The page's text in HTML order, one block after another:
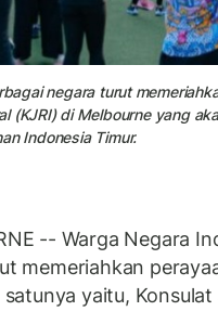
negara turut
(KJRI) di Melbourne yang
Indonesia Timur.
-- Warga Negara
memeriahkan
yaitu,